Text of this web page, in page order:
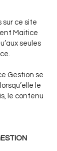
sur ce site
Maitice
seules
Gestion se
le
le contenu